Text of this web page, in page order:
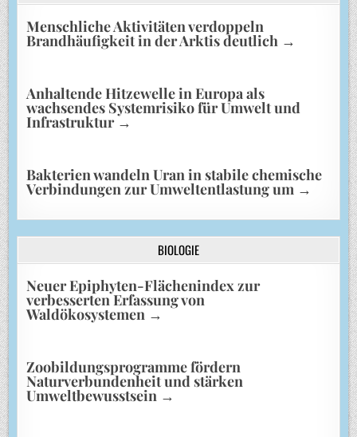
Menschliche Aktivitäten verdoppeln
Brandhäufigkeit in der Arktis deutlich →
Anhaltende Hitzewelle in Europa als
wachsendes Systemrisiko für Umwelt und
Infrastruktur→
Bakterien wandeln Uran in stabile chemische
Verbindungen zur Umweltentlastung um →
BIOLOGIE
Neuer Epiphyten-Flächenindex zur
verbesserten Erfassung von
Waldökosystemen →
Zoobildungsprogramme fördern
Naturverbundenheit und stärken
Umweltbewusstsein →